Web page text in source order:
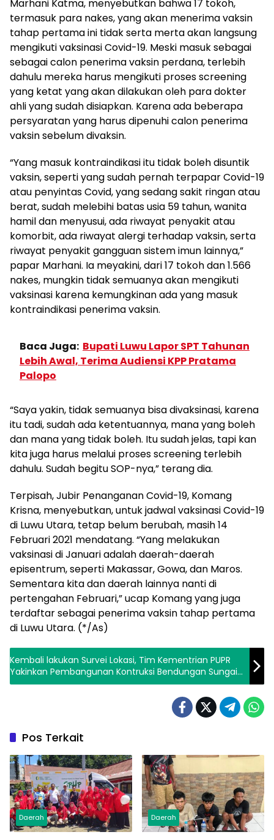
Marhani Katma, menyebutkan bahwa 17 tokoh,
termasuk para nakes, yang akan menerima vaksin
tahap pertama ini tidak serta merta akan langsung
mengikuti vaksinasi Covid-19. Meski masuk sebagai
sebagai calon penerima vaksin perdana, terlebih
dahulu mereka harus mengikuti proses screening
yang ketat yang akan dilakukan oleh para dokter
ahli yang sudah disiapkan. Karena ada beberapa
persyaratan yang harus dipenuhi calon penerima
vaksin sebelum divaksin.
“Yang masuk kontraindikasi itu tidak boleh disuntik
vaksin, seperti yang sudah pernah terpapar Covid-19
atau penyintas Covid, yang sedang sakit ringan atau
berat, sudah melebihi batas usia 59 tahun, wanita
hamil dan menyusui, ada riwayat penyakit atau
komorbit, ada riwayat alergi terhadap vaksin, serta
riwayat penyakit gangguan sistem imun lainnya,”
papar Marhani. Ia meyakini, dari 17 tokoh dan 1.566
nakes, mungkin tidak semuanya akan mengikuti
vaksinasi karena kemungkinan ada yang masuk
kontraindikasi penerima vaksin.
Baca Juga: Bupati Luwu Lapor SPT Tahunan
Lebih Awal, Terima Audiensi KPP Pratama
Palopo
“Saya yakin, tidak semuanya bisa divaksinasi, karena
itu tadi, sudah ada ketentuannya, mana yang boleh
dan mana yang tidak boleh. Itu sudah jelas, tapi kan
kita juga harus melalui proses screening terlebih
dahulu. Sudah begitu SOP-nya,” terang dia.
Terpisah, Jubir Penanganan Covid-19, Komang
Krisna, menyebutkan, untuk jadwal vaksinasi Covid-19
di Luwu Utara, tetap belum berubah, masih 14
Februari 2021 mendatang. “Yang melakukan
vaksinasi di Januari adalah daerah-daerah
episentrum, seperti Makassar, Gowa, dan Maros.
Sementara kita dan daerah lainnya nanti di
pertengahan Februari,” ucap Komang yang juga
terdaftar sebagai penerima vaksin tahap pertama
di Luwu Utara. (*/As)
Kembali lakukan Survei Lokasi, Tim Kementrian PUPR
Yakinkan Pembangunan Kontruksi Bendungan Sungai
Rongkong Akan Segera Dimulai
Pos Terkait
Daerah Daerah